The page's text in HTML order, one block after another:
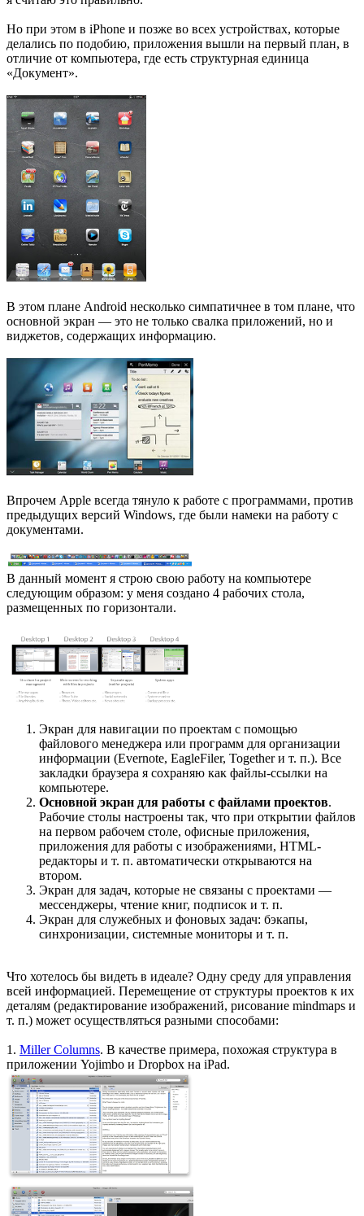
Но при этом в iPhone и позже во всех устройствах, которые
делались по подобию, приложения вышли на первый план, в
отличие от компьютера, где есть структурная единица
«Документ».
В этом плане Android несколько симпатичнее в том плане, что
основной экран — это не только свалка приложений, но и
виджетов, содержащих информацию.
Впрочем Apple всегда тянуло к работе с программами, против
предыдущих версий Windows, где были намеки на работу с
документами.
В данный момент я строю свою работу на компьютере
следующим образом: у меня создано 4 рабочих стола,
размещенных по горизонтали.
Экран для навигации по проектам с помощью
файлового менеджера или программ для организации
информации (Evernote, EagleFiler, Together и т. п.). Все
закладки браузера я сохраняю как файлы-ссылки на
компьютере.
Основной экран для работы с файлами проектов.
Рабочие столы настроены так, что при открытии файлов
на первом рабочем столе, офисные приложения,
приложения для работы с изображениями, HTML-
редакторы и т. п. автоматически открываются на
втором.
Экран для задач, которые не связаны с проектами —
мессенджеры, чтение книг, подписок и т. п.
Экран для служебных и фоновых задач: бэкапы,
синхронизации, системные мониторы и т. п.
Что хотелось бы видеть в идеале? Одну среду для управления
всей информацией. Перемещение от структуры проектов к их
деталям (редактирование изображений, рисование mindmaps и
т. п.) может осуществляться разными способами:
1. Miller Columns. В качестве примера, похожая структура в
приложении Yojimbo и Dropbox на iPad.